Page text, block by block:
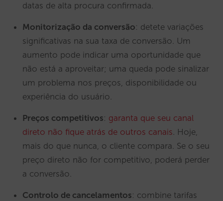
datas de alta procura confirmada.
Monitorização da conversão: detete variações
significativas na sua taxa de conversão. Um
aumento pode indicar uma oportunidade que
não está a aproveitar; uma queda pode sinalizar
um problema nos preços, disponibilidade ou
experiência do usuário.
Preços competitivos: garanta que seu canal
direto não fique atrás de outros canais. Hoje,
mais do que nunca, o cliente compara. Se o seu
preço direto não for competitivo, poderá perder
a conversão.
Controlo de cancelamentos: combine tarifas